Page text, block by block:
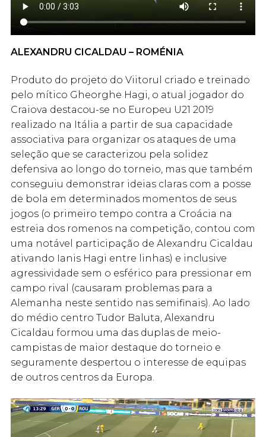
ALEXANDRU CICALDAU – ROMÉNIA
Produto do projeto do Viitorul criado e treinado
pelo mítico Gheorghe Hagi, o atual jogador do
Craiova destacou-se no Europeu U21 2019
realizado na Itália a partir de sua capacidade
associativa para organizar os ataques de uma
seleção que se caracterizou pela solidez
defensiva ao longo do torneio, mas que também
conseguiu demonstrar ideias claras com a posse
de bola em determinados momentos de seus
jogos (o primeiro tempo contra a Croácia na
estreia dos romenos na competição, contou com
uma notável participação de Alexandru Cicaldau
ativando Ianis Hagi entre linhas) e inclusive
agressividade sem o esférico para pressionar em
campo rival (causaram problemas para a
Alemanha neste sentido nas semifinais). Ao lado
do médio centro Tudor Baluta, Alexandru
Cicaldau formou uma das duplas de meio-
campistas de maior destaque do torneio e
seguramente despertou o interesse de equipas
de outros centros da Europa.